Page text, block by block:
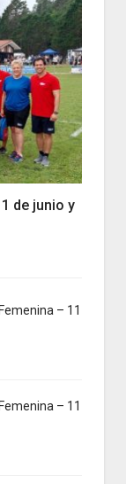
de junio y
– 11
– 11